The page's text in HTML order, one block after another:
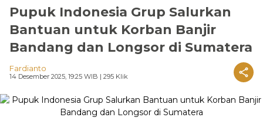
Pupuk Indonesia Grup Salurkan
Bantuan untuk Korban Banjir
Bandang dan Longsor di Sumatera
Fardianto
14 Desember 2025, 19:25 WIB | 295 Klik